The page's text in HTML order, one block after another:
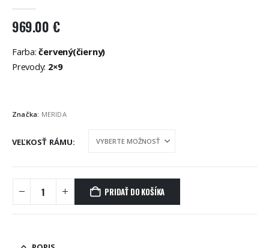
969.00 €
Farba:červený(čierny)
Prevody: 2×9
Značka: MERIDA
VEĽKOSŤ RÁMU
PRIDAŤ DO KOŠÍKA